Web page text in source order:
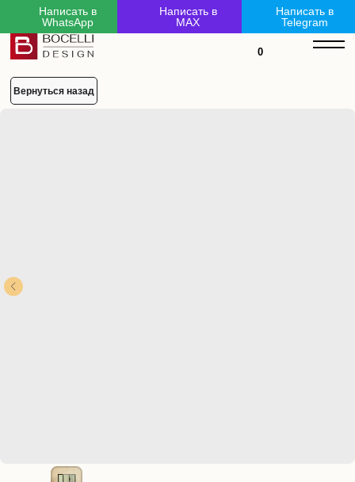
mL6-LZM-kx6-3Kc
Написать в
WhatsApp
Написать в
Telegram
0
Вернуться назад